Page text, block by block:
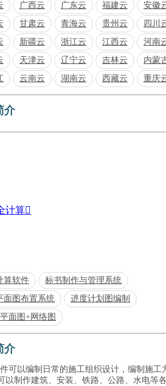
广西云 广东云 福建云
安徽
甘肃云 青海云 贵州云
四川
新疆云 浙江云 江西云
河南
天津云 辽宁云 吉林云
内蒙
云南云 湖南云 西藏云 重庆
介
计算
算软件
标书制作与管理系统
面图布置系统
进度计划图编制
面图+网络图
介
可以编制日常的施工组织设计，编制施工
以制作建筑、安装、铁路、公路、水电等